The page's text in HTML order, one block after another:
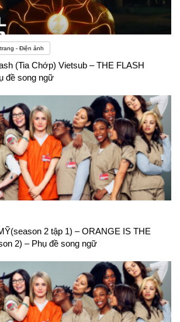
- Điện ảnh
(Tia Chớp) Vietsub – THE FLASH
đề song ngữ
2 tập 1) – ORANGE IS THE
2) – Phụ đề song ngữ